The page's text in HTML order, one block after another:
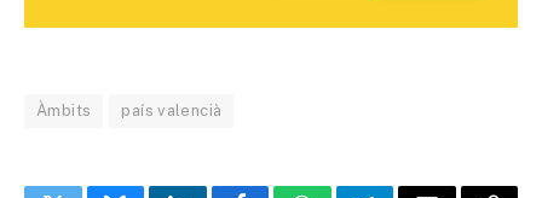
Àmbits país valencià